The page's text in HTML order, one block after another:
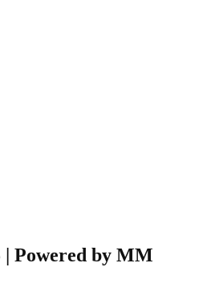
Powered by MM